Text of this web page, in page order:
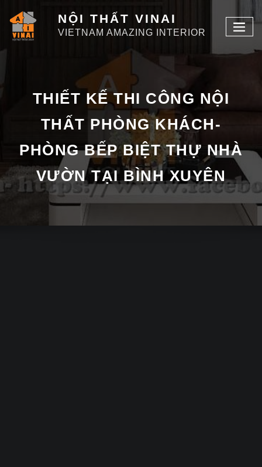
NỘI THẤT VINAI
VIETNAM AMAZING INTERIOR
THIẾT KẾ THI CÔNG NỘI
THẤT PHÒNG KHÁCH-
PHÒNG BẾP BIỆT THỰ NHÀ
VƯỜN TẠI BÌNH XUYÊN